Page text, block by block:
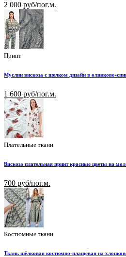
2 000 руб/пог.м.
Принт
Муслин вискоза с шелком дизайн в оливково-
1 600 руб/пог.м.
Плательные ткани
Вискоза плательная принт красные цветы на
700 руб/пог.м.
Костюмные ткани
Ткань шёлковая костюмно-плащёвая на